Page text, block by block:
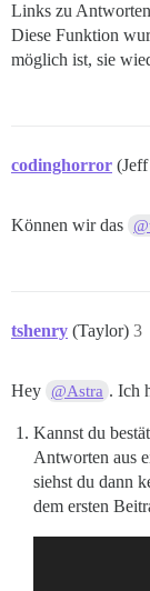
Links zu
Diese Funktion
möglich ist, sie
codinghorror
Können wir das
tshenry (Taylor) 3
Hey @Astra . Ich
Kannst du
Antworten aus
siehst du dann
dem ersten